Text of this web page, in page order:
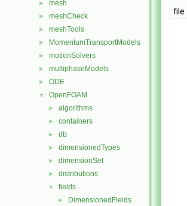
► mesh
► meshCheck
► meshTools
► MomentumTransportModels
► motionSolvers
► multiphaseModels
► ODE
▼ OpenFOAM
► algorithms
► containers
► db
► dimensionedTypes
► dimensionSet
► distributions
▼ fields
► DimensionedFields
file